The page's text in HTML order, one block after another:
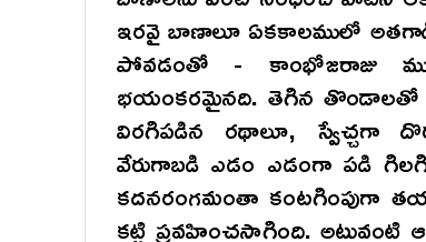
ఇరవై బాణాలూ ఏకకాలములో అతగాడి
పోవడంతో - కాంభోజరాజు
భయంకరమైనది. తెగిన తొండాలతో
విరగిపడిన రథాలూ, స్వేచ్చగా
వేరుగాబడి ఎడం ఎడంగా పడి
కదనరంగమంతా కంటగింపుగా
కట్టి ప్రవహించసాగింది.